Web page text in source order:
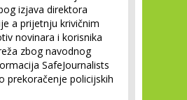
izjava direktora
a prijetnju krivičnim
novinara i korisnika
zbog navodnog
SafeJournalists
prekoračenje policijskih